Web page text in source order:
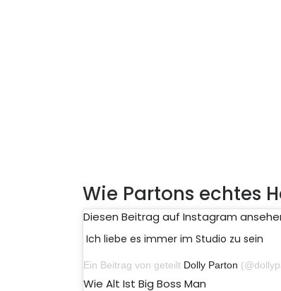
Wie Partons echtes
Diesen Beitrag auf Instagram
Ich liebe es immer im Studio zu sein
Ein Beitrag von geteilt Dolly Parton
Wie Alt Ist Big Boss Man